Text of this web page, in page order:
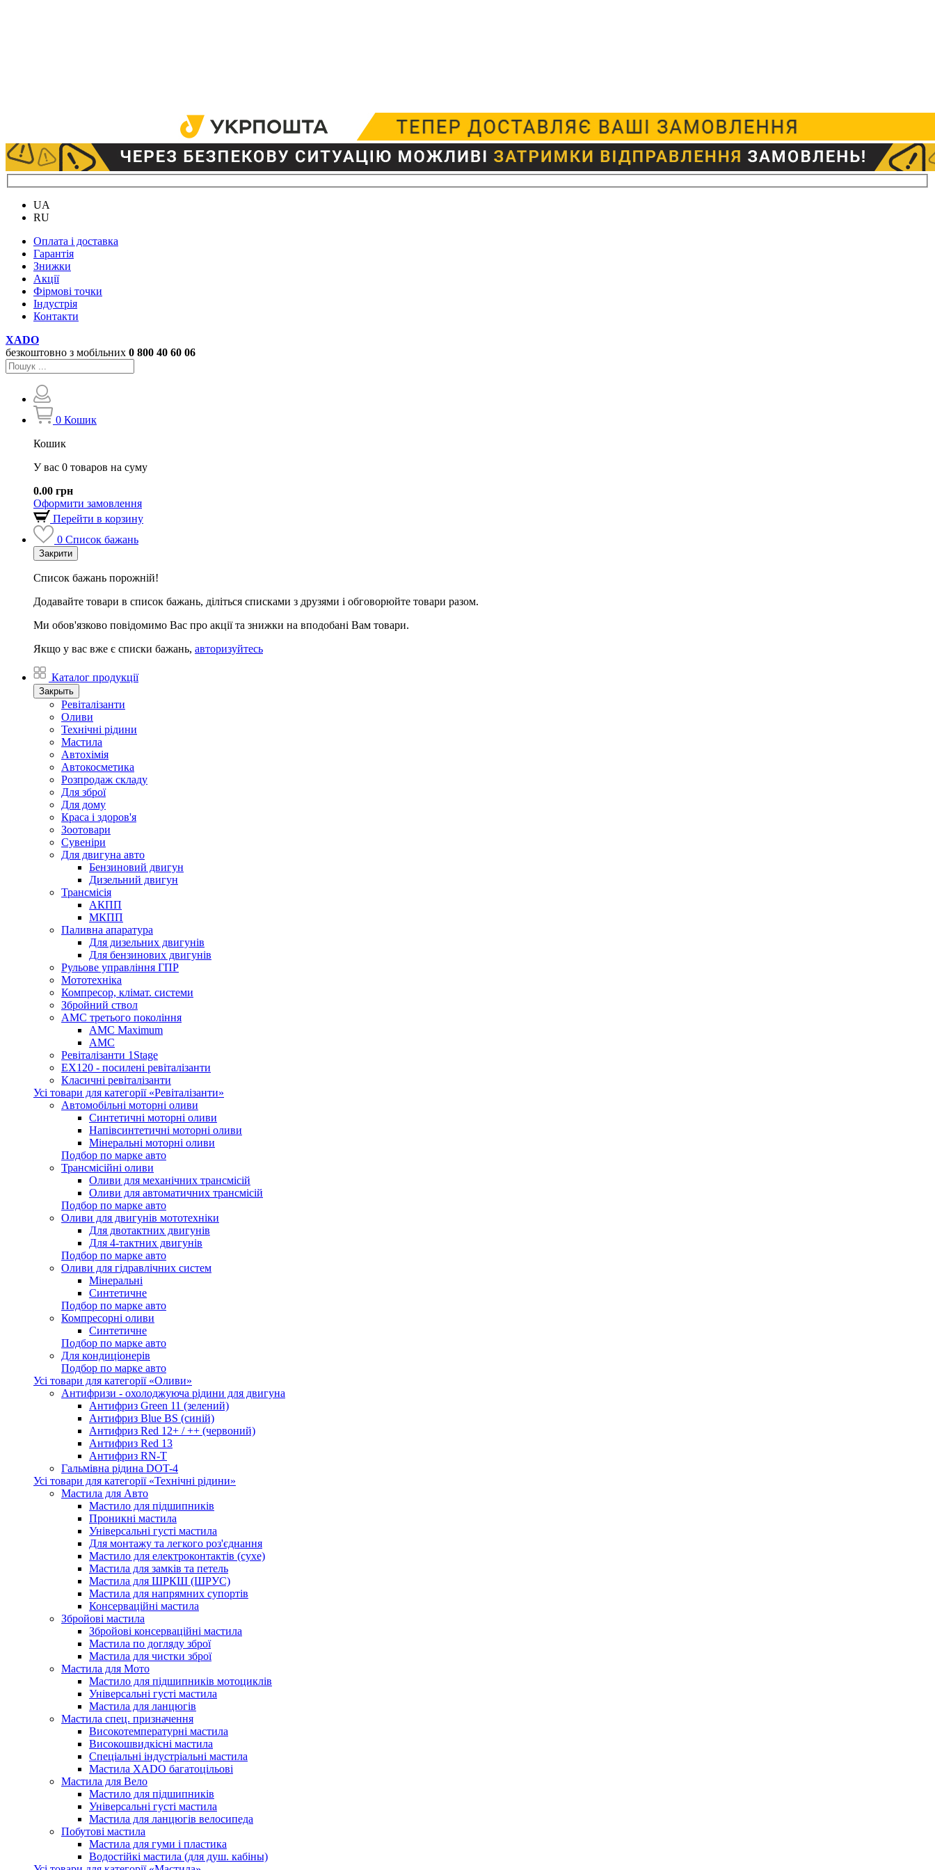
UA
RU
Оплата і доставка
Гарантія
Знижки
Акції
Фірмові точки
Індустрія
Контакти
XADO
безкоштовно з мобільних 0 800 40 60 06
0 Кошик
Кошик
У вас 0 товаров на суму
0.00 грн
Оформити замовлення
Перейти в корзину
0 Список бажань
Закрити
Список бажань порожній!
Додавайте товари в список бажань, діліться списками з друзями і обговорюйте товари разом.
Ми обов'язково повідомимо Вас про акції та знижки на вподобані Вам товари.
Якщо у вас вже є списки бажань, авторизуйтесь
Каталог продукції
Закрыть
Ревіталізанти
Оливи
Технічні рідини
Мастила
Автохімія
Автокосметика
Розпродаж складу
Для зброї
Для дому
Краса і здоров'я
Зоотовари
Сувеніри
Для двигуна авто
Бензиновий двигун
Дизельний двигун
Трансмісія
АКПП
МКПП
Паливна апаратура
Для дизельних двигунів
Для бензинових двигунів
Рульове управління ГПР
Мототехніка
Компресор, клімат. системи
Збройний ствол
АМС третього покоління
AMC Maximum
AMC
Ревіталізанти 1Stage
EX120 - посилені ревіталізанти
Класичні ревіталізанти
Усі товари для категорії «Ревіталізанти»
Автомобільні моторні оливи
Синтетичні моторні оливи
Напівсинтетичні моторні оливи
Мінеральні моторні оливи
Подбор по марке авто
Трансмісійні оливи
Оливи для механічних трансмісій
Оливи для автоматичних трансмісій
Подбор по марке авто
Оливи для двигунів мототехніки
Для двотактних двигунів
Для 4-тактних двигунів
Подбор по марке авто
Оливи для гідравлічних систем
Мінеральні
Синтетичне
Подбор по марке авто
Компресорні оливи
Синтетичне
Подбор по марке авто
Для кондиціонерів
Подбор по марке авто
Усі товари для категорії «Оливи»
Антифризи - охолоджуюча рідини для двигуна
Антифриз Green 11 (зелений)
Антифриз Blue BS (синій)
Антифриз Red 12+ / ++ (червоний)
Антифриз Red 13
Антифриз RN-T
Гальмівна рідина DOT-4
Усі товари для категорії «Технічні рідини»
Мастила для Авто
Мастило для підшипників
Проникні мастила
Універсальні густі мастила
Для монтажу та легкого роз'єднання
Мастило для електроконтактів (сухе)
Мастила для замків та петель
Мастила для ШРКШ (ШРУС)
Мастила для напрямних супортів
Консерваційні мастила
Збройові мастила
Збройові консерваційні мастила
Мастила по догляду зброї
Мастила для чистки зброї
Мастила для Мото
Мастило для підшипників мотоциклів
Універсальні густі мастила
Мастила для ланцюгів
Мастила cпец. призначення
Високотемпературні мастила
Високошвидкісні мастила
Спеціальні індустріальні мастила
Мастила ХАDО багатоцільові
Мастила для Вело
Мастило для підшипників
Універсальні густі мастила
Мастила для ланцюгів велосипеда
Побутові мастила
Мастила для гуми і пластика
Водостійкі мастила (для душ. кабіны)